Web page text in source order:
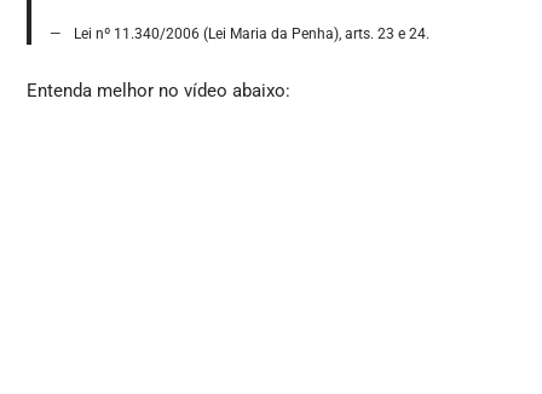
Lei nº 11.340/2006 (Lei Maria da Penha), arts. 23 e 24.
Entenda melhor no vídeo abaixo: